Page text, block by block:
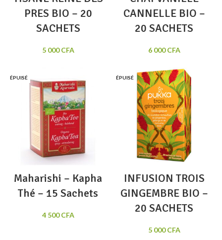
PRES BIO – 20
SACHETS
5 000CFA
CANNELLE BIO –
20 SACHETS
6 000CFA
ÉPUISÉ
Maharishi – Kapha
Thé – 15 Sachets
4 500CFA
ÉPUISÉ
INFUSION TROIS
GINGEMBRE BIO –
20 SACHETS
5 000CFA